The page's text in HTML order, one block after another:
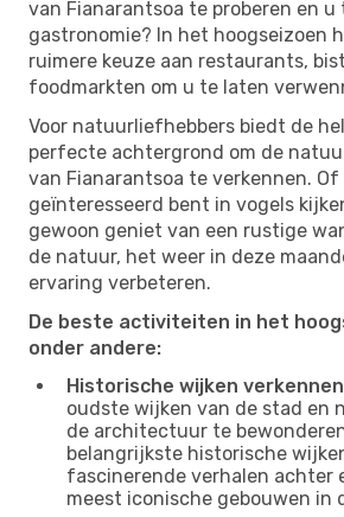
van Fianarantsoa te proberen en
gastronomie? In het hoogseizoen
ruimere keuze aan restaurants,
foodmarkten om u te laten
Voor natuurliefhebbers biedt de
perfecte achtergrond om de
van Fianarantsoa te verkennen. Of
geïnteresseerd bent in vogels
gewoon geniet van een rustige
de natuur, het weer in deze
ervaring verbeteren.
De beste activiteiten in het
onder andere:
Historische wijken
oudste wijken van de stad en
de architectuur te
belangrijkste historische
fascinerende verhalen achter
meest iconische gebouwen in